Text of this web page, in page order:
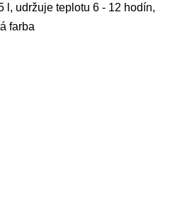
l, udržuje teplotu 6 - 12 hodín,
farba